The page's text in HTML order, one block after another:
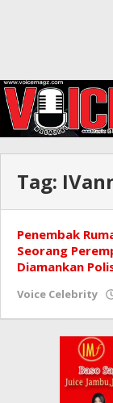
Tag:
Penembak
Seorang
Diamankan
Voice Celebrity